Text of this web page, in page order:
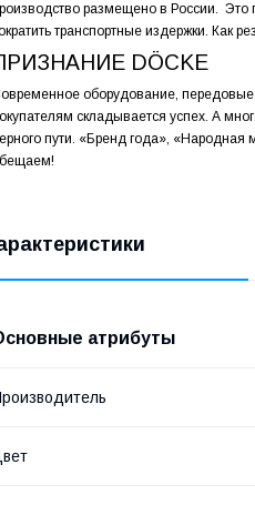
размещено в России.
транспортные издержки. Как
DÖCKE
оборудование, передовые
складывается успех. А
пути. «Бренд года»,
атрибуты